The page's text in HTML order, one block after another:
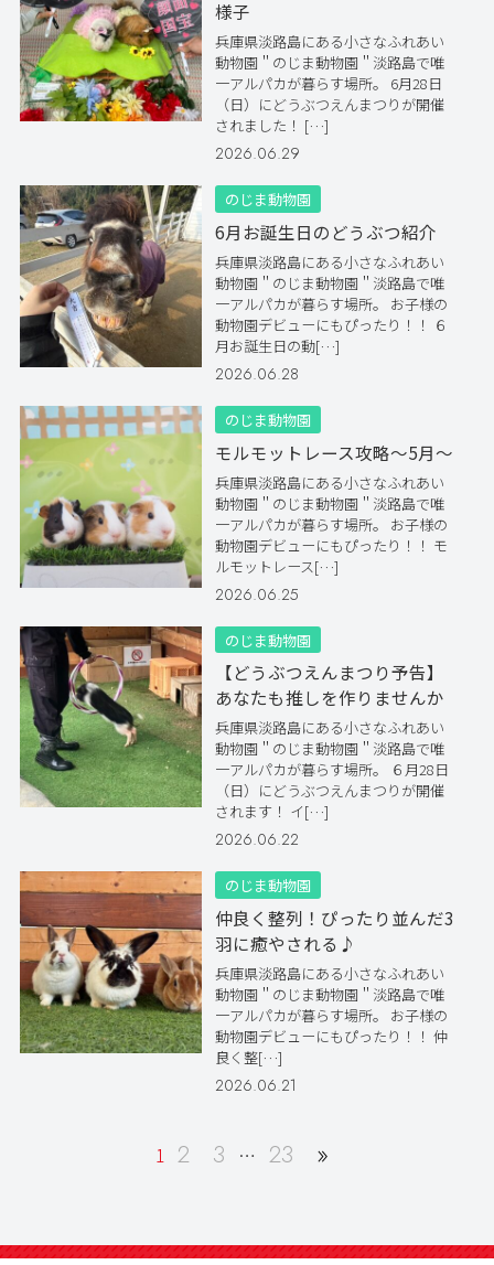
様子
兵庫県淡路島にある小さなふれあい
動物園＂のじま動物園＂淡路島で唯
一アルパカが暮らす場所。 6月28日
（日）にどうぶつえんまつりが開催
されました！ […]
2026.06.29
のじま動物園
6月お誕生日のどうぶつ紹介
兵庫県淡路島にある小さなふれあい
動物園＂のじま動物園＂淡路島で唯
一アルパカが暮らす場所。 お子様の
動物園デビューにもぴったり！！ ６
月お誕生日の動[…]
2026.06.28
のじま動物園
モルモットレース攻略～5月～
兵庫県淡路島にある小さなふれあい
動物園＂のじま動物園＂淡路島で唯
一アルパカが暮らす場所。 お子様の
動物園デビューにもぴったり！！ モ
ルモットレース[…]
2026.06.25
のじま動物園
【どうぶつえんまつり予告】
あなたも推しを作りませんか
兵庫県淡路島にある小さなふれあい
動物園＂のじま動物園＂淡路島で唯
一アルパカが暮らす場所。 ６月28日
（日）にどうぶつえんまつりが開催
されます！ イ[…]
2026.06.22
のじま動物園
仲良く整列！ぴったり並んだ3
羽に癒やされる♪
兵庫県淡路島にある小さなふれあい
動物園＂のじま動物園＂淡路島で唯
一アルパカが暮らす場所。 お子様の
動物園デビューにもぴったり！！ 仲
良く整[…]
2026.06.21
1 2 3 … 23 »